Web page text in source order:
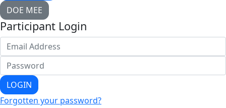
DOE MEE
Participant Login
LOGIN
Forgotten your password?